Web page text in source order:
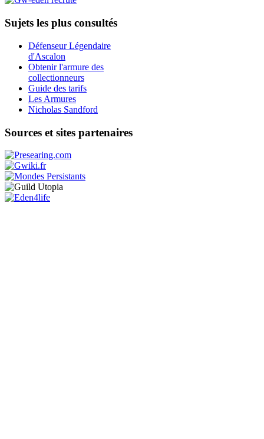
Sujets les plus consultés
Défenseur Légendaire
d'Ascalon
Obtenir l'armure des
collectionneurs
Guide des tarifs
Les Armures
Nicholas Sandford
Sources et sites partenaires